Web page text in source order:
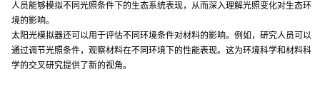
人员能够模拟不同光照条件下的生态系统表现，从而深入理解光照变化对生态环
境的影响。
太阳光模拟器还可以用于评估不同环境条件对材料的影响。例如，研究人员可以
通过调节光照条件，观察材料在不同环境下的性能表现。这为环境科学和材料科
学的交叉研究提供了新的视角。